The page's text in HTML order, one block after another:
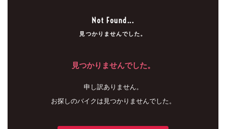
Not Found...
見つかりませんでした。
見つかりませんでした。
申し訳ありません。
お探しのバイクは見つかりませんでした。